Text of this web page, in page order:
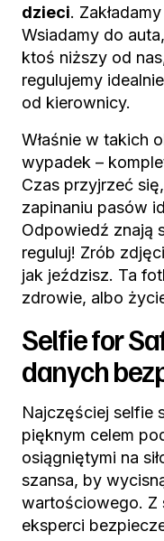
dzieci.
Wsiadamy do
ktoś niższy od
regulujemy
od kierownicy.
Właśnie w takich
wypadek –
Czas przyjrzeć
zapinaniu pasów
Odpowiedź znają
reguluj! Zrób
jak jeździsz. Ta
zdrowie, albo
Selfie for
danych
Najczęściej selfie
pięknym celem
osiągniętymi na
szansa, by
wartościowego. Z
eksperci